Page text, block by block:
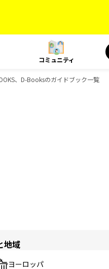
コミュニティ
、D-Booksのガイドブック一覧
地域
ヨーロッパ